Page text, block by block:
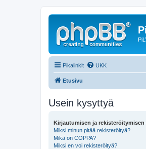
Pikalinkit UKK
Etusivu
Usein kysyttyä
Kirjautumisen ja rekisteröitymisen
Miksi minun pitää rekisteröityä?
Mikä on COPPA?
Miksi en voi rekisteröityä?